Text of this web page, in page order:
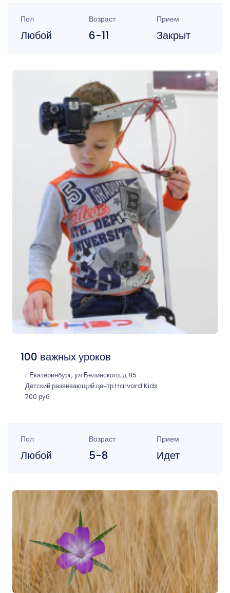
Пол
Любой
Возраст
6-11
Прием
Закрыт
100 важных уроков
г Екатеринбург, ул Белинского, д 85
Детский развивающий центр Harvard Kids
700 руб.
Пол
Любой
Возраст
5-8
Прием
Идет